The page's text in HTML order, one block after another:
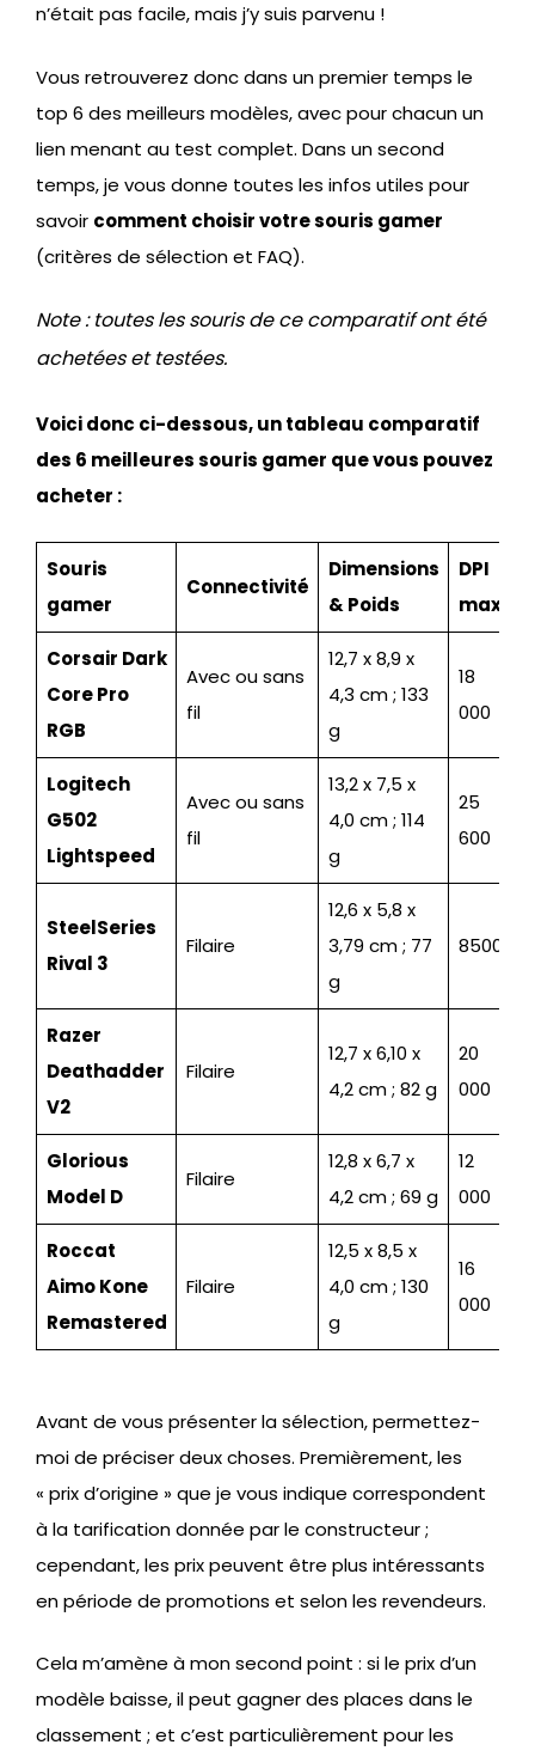
n’était pas facile, mais j’y suis parvenu !
Vous retrouverez donc dans un premier temps le
top 6 des meilleurs modèles, avec pour chacun un
lien menant au test complet. Dans un second
temps, je vous donne toutes les infos utiles pour
savoir comment choisir votre souris gamer
(critères de sélection et FAQ).
Note : toutes les souris de ce comparatif ont été
achetées et testées.
Voici donc ci-dessous, un tableau comparatif
des 6 meilleures souris gamer que vous pouvez
acheter :
Souris
gamer
Connectivité
Dimensions
& Poids
DPI
max.
Corsair Dark
Core Pro
RGB
Avec ou sans
fil
12,7 x 8,9 x
4,3 cm ; 133
g
18
000
Logitech
G502
Lightspeed
Avec ou sans
fil
13,2 x 7,5 x
4,0 cm ; 114
g
25
600
SteelSeries
Rival 3
Filaire
12,6 x 5,8 x
3,79 cm ; 77
g
8500
Razer
Deathadder
V2
Filaire
12,7 x 6,10 x
4,2 cm ; 82 g
20
000
Glorious
Model D
Filaire
12,8 x 6,7 x
4,2 cm ; 69 g
12
000
Roccat
Aimo Kone
Remastered
Filaire
12,5 x 8,5 x
4,0 cm ; 130
g
16
000
Avant de vous présenter la sélection, permettez-
moi de préciser deux choses. Premièrement, les
« prix d’origine » que je vous indique correspondent
à la tarification donnée par le constructeur ;
cependant, les prix peuvent être plus intéressants
en période de promotions et selon les revendeurs.
Cela m’amène à mon second point : si le prix d’un
modèle baisse, il peut gagner des places dans le
classement ; et c’est particulièrement pour les